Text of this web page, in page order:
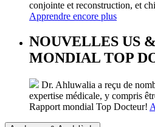
conjointe et reconstruction, et
Apprendre encore plus
NOUVELLES US
MONDIAL TOP
Dr. Ahluwalia a reçu de
expertise médicale, y compris
Rapport mondial Top Docteur!